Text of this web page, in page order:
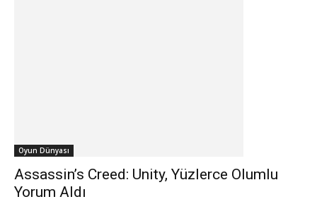
Oyun Dünyası
Assassin’s Creed: Unity, Yüzlerce Olumlu
Yorum Aldı